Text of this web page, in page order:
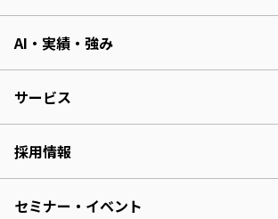
AI・実績・強み
サービス
採用情報
セミナー・イベント